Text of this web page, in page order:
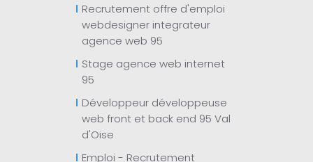
Recrutement offre d'emploi
webdesigner integrateur
agence web 95
Stage agence web internet
95
Développeur développeuse
web front et back end 95 Val
d'Oise
Emploi - Recrutement